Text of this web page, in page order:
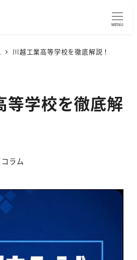
MENU
川越工業高等学校を徹底解説！
等学校を徹底解
ゴリー
コラム